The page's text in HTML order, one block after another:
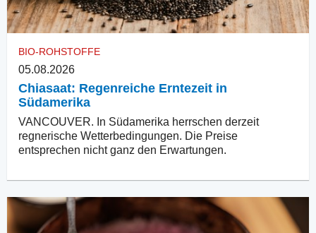
BIO-ROHSTOFFE
05.08.2026
Chiasaat: Regenreiche Erntezeit in
Südamerika
VANCOUVER. In Südamerika herrschen derzeit
regnerische Wetterbedingungen. Die Preise
entsprechen nicht ganz den Erwartungen.